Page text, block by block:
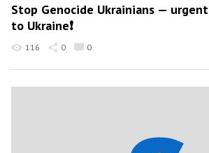
Stop Genocide Ukrainians —
to Ukraine❗️
116 0 0